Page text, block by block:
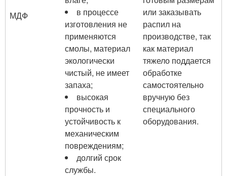
МДФ
в процессе
изготовления не
применяются
смолы, материал
экологически
чистый, не имеет
запаха;
высокая
прочность и
устойчивость к
механическим
повреждениям;
долгий срок
службы.
или заказывать
распил на
производстве, так
как материал
тяжело поддается
обработке
самостоятельно
вручную без
специального
оборудования.